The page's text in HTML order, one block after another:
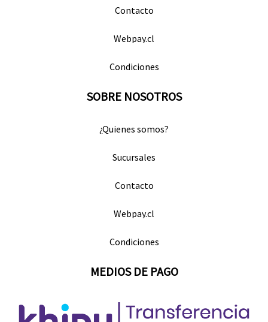
Contacto
Webpay.cl
Condiciones
SOBRE NOSOTROS
¿Quienes somos?
Sucursales
Contacto
Webpay.cl
Condiciones
MEDIOS DE PAGO